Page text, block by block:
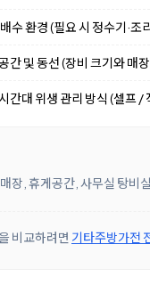
수 환경 (필요 시 정수기·조
간 및 동선 (장비 크기와 매
간대 위생 관리 방식 (셀프 /
장, 휴게공간, 사무실 탕비
비교하려면 기타주방가전